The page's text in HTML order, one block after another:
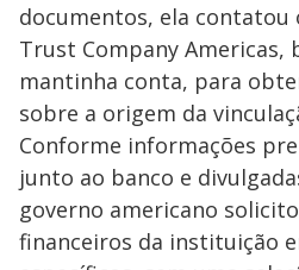
documentos, ela contatou
Trust Company Americas,
mantinha conta, para
sobre a origem da
Conforme informações
junto ao banco e
governo americano
financeiros da instituição